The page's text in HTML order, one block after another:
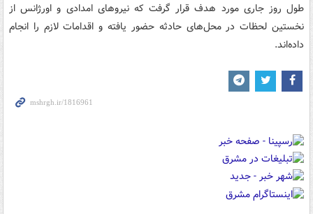
طول روز جاری مورد هدف قرار گرفت که نیروهای امدادی و اورژانس از
نخستین لحظات در محل‌های حادثه حضور یافته و اقدامات لازم را انجام
داده‌اند.